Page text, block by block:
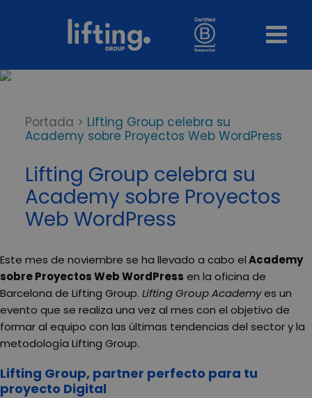
Portada > Lifting Group celebra su
Academy sobre Proyectos Web WordPress
Lifting Group celebra su
Academy sobre Proyectos
Web WordPress
Este mes de noviembre se ha llevado a cabo elAcademy
sobre Proyectos Web WordPress en la oficina de
Barcelona de Lifting Group. Lifting Group Academyes un
evento que se realiza una vez al mes con el objetivo de
formar al equipo con las últimas tendencias del sector y la
metodología Lifting Group.
Lifting Group, partner perfecto para tu
proyecto Digital